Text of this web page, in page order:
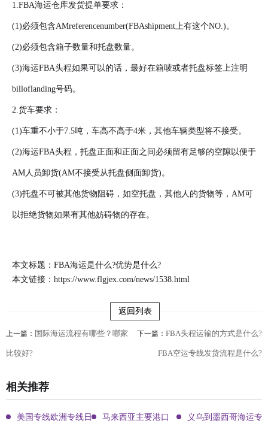
1.FBA海运仓库发货提单要求：
(1)必须包含AMreferencenumber(FBAshipment上有这个NO.)。
(2)必须包含箱子数量和托盘数量。
(3)海运FBA头程如果可以的话，最好在箱唛或者托盘标签上注明
billoflanding号码。
2.货车要求：
(1)车重不小于7.5吨，车高不高于4米，其他车辆类型将不接受。
(2)海运FBA头程，托盘正面和正面之间必须留有足够的空隙以便于
AM人员卸货(AM不接受从托盘侧面卸货)。
(3)托盘不可被其他货物阻碍，如空托盘，其他人的货物等，AM可
以拒绝货物如果有其他妨碍物的存在。
本文标题：FBA海运是什么?优势是什么?
本文链接： https://www.flgjex.com/news/1538.html
返回列表
上一篇： 国际海运流程有哪些？哪家
比较好?
下一篇： FBA头程运输的方式是什么?
FBA空运专线发货流程是什么?
相关推荐
美国专线欧洲专线日本专线区别马来西亚主要港口 义乌到墨西哥海运专